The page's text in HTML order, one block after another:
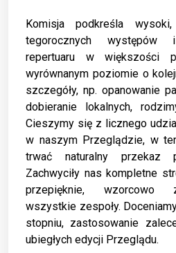
Komisja podkreśla
tegorocznych występów
repertuaru w większości
wyrównanym poziomie o
szczegóły, np. opanowanie
dobieranie lokalnych,
Cieszymy się z licznego
w naszym Przeglądzie, w
trwać naturalny przekaz
Zachwyciły nas kompletne
przepięknie, wzorcowo
wszystkie zespoły.
stopniu, zastosowanie
ubiegłych edycji Przeglądu.